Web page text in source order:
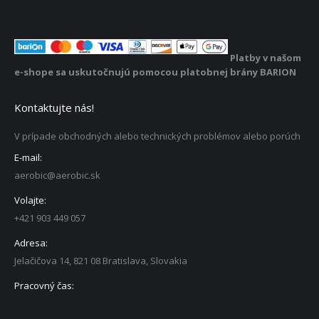
Platby v našom
e-shope sa uskutočnujú pomocou platobnej brány BARION
Kontaktujte nás!
V prípade obchodných alebo technických problémov alebo porúch
E-mail:
aerobic@aerobic.sk
Volajte:
+421 903 449 057
Adresa:
Jelačičova 14, 821 08 Bratislava, Slovakia
Pracovný čas: